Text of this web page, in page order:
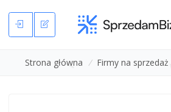
Strona główna / Firmy na sprzedaż